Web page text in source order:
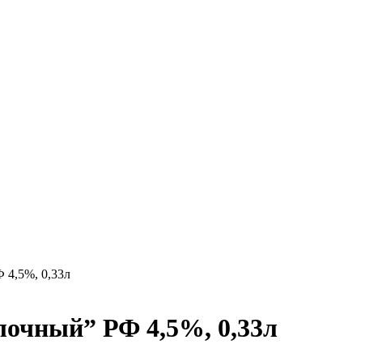
4,5%, 0,33л
РФ 4,5%, 0,33л